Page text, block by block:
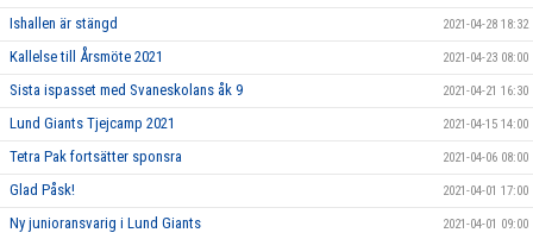
Ishallen är stängd 2021-04-28 18:32
Kallelse till Årsmöte 2021 2021-04-23 08:00
Sista ispasset med Svaneskolans åk 9 2021-04-21 16:30
Lund Giants Tjejcamp 2021 2021-04-15 14:00
Tetra Pak fortsätter sponsra 2021-04-06 08:00
Glad Påsk! 2021-04-01 17:00
Ny junioransvarig i Lund Giants 2021-04-01 09:00